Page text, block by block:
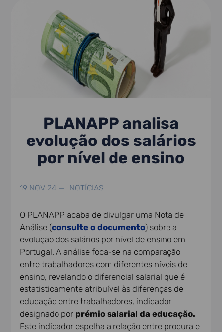
PLANAPP analisa
evolução dos salários
por nível de ensino
19 NOV 24 — NOTÍCIAS
O PLANAPP acaba de divulgar uma Nota de
Análise (consulte o documento) sobre a
evolução dos salários por nível de ensino em
Portugal. A análise foca-se na comparação
entre trabalhadores com diferentes níveis de
ensino, revelando o diferencial salarial que é
estatisticamente atribuível às diferenças de
educação entre trabalhadores, indicador
designado por prémio salarial da educação.
Este indicador espelha a relação entre procura e